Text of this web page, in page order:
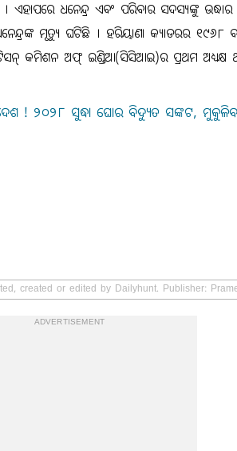
ଧନେନ୍ଦ୍ର ଏବଂ ପରିବାର ସଦସ୍ୟଙ୍କୁ ଉଦ୍ଧାର
ମୃତ୍ୟୁ ଘଟିଛି । ହରିୟାଣା କ୍ୟାଡରର ୧୯୬୮
କମିଶନ ଅଫ୍ ଇଣ୍ଡିଆ(ସିସିଆଇ)ର ପ୍ରଥମ ଅଧ୍ୟକ୍ଷ
! ୨୦୨୮ ସୁଦ୍ଧା ଘୋର ବିଦ୍ୟୁତ ସଙ୍କଟ,
created or edited by Dailyhunt. Publisher:
ADVERTISEMENT